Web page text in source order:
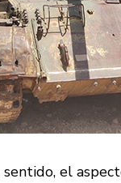
sentido, el